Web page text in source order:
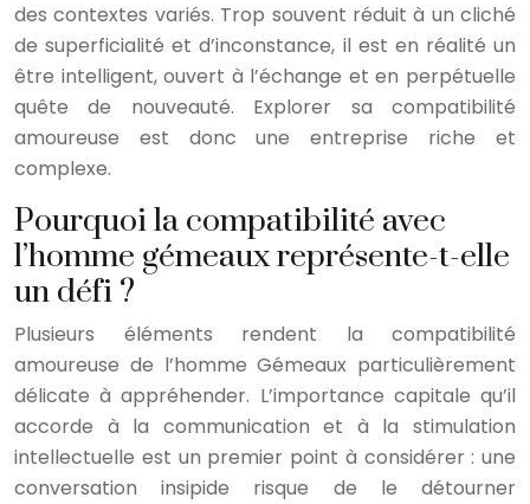
des contextes variés. Trop souvent réduit à un cliché
de superficialité et d’inconstance, il est en réalité un
être intelligent, ouvert à l’échange et en perpétuelle
quête de nouveauté. Explorer sa compatibilité
amoureuse est donc une entreprise riche et
complexe.
Pourquoi la compatibilité avec
l’homme gémeaux représente-t-elle
un défi ?
Plusieurs éléments rendent la compatibilité
amoureuse de l’homme Gémeaux particulièrement
délicate à appréhender. L’importance capitale qu’il
accorde à la communication et à la stimulation
intellectuelle est un premier point à considérer : une
conversation insipide risque de le détourner